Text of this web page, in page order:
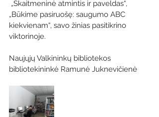
„Skaitmeninė atmintis ir paveldas“,
„Būkime pasiruošę: saugumo ABC
kiekvienam“, savo žinias pasitikrino
viktorinoje.
Naujųjų Valkininkų bibliotekos
bibliotekininkė Ramunė Juknevičienė